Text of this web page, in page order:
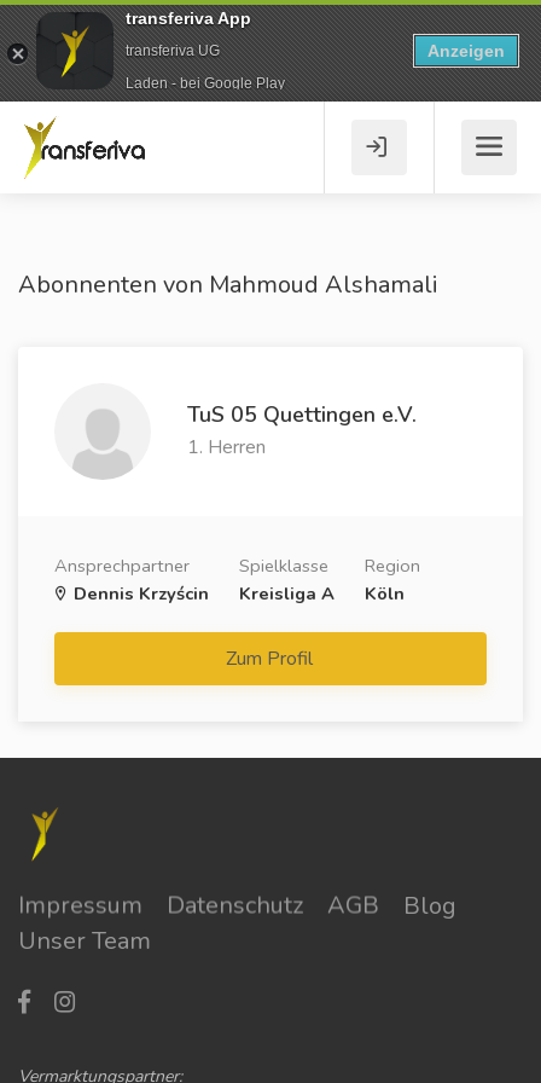
Abonnenten von Mahmoud Alshamali
TuS 05 Quettingen e.V.
1. Herren
Ansprechpartner
Dennis Krzyścin
Spielklasse
Kreisliga A
Region
Köln
Zum Profil
Impressum Datenschutz AGB
Blog
Unser Team
Vermarktungspartner:
transferiva App
transferiva UG
Laden - bei Google Play
Anzeigen